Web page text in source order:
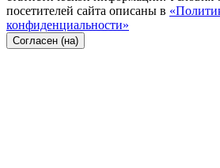
посетителей сайта описаны в
конфиденциальности»
Согласен (на)